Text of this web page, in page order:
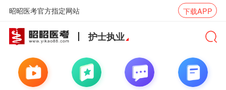
昭昭医考官方指定网站 下载APP
护士执业